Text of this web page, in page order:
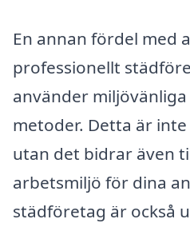
En annan fördel med
professionellt
använder
metoder. Detta är
utan det bidrar även
arbetsmiljö för dina
städföretag är också